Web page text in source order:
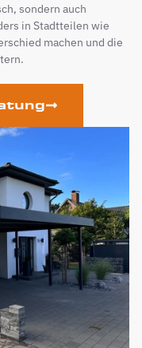
sondern auch
in Stadtteilen wie
machen und die